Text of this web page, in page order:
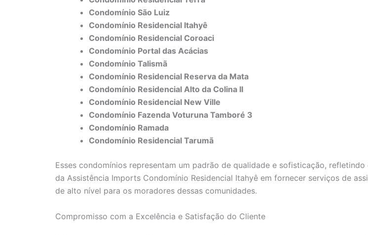
Condomínio São Luiz
Condomínio Residencial Itahyê
Condomínio Residencial Coroaci
Condomínio Portal das Acácias
Condomínio Talismã
Condomínio Residencial Reserva da Mata
Condomínio Residencial Alto da Colina II
Condomínio Residencial New Ville
Condomínio Fazenda Voturuna Tamboré 3
Condomínio Ramada
Condomínio Residencial Tarumã
Esses condomínios representam um padrão de qualidade e sofisticação,
da Assistência Imports Condomínio Residencial Itahyê em fornecer serviços de
de alto nível para os moradores dessas comunidades.
Compromisso com a Excelência e Satisfação do Cliente